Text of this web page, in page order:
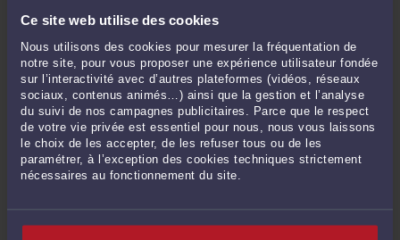
Ce site web utilise des cookies
Nous utilisons des cookies pour mesurer la fréquentation de
notre site, pour vous proposer une expérience utilisateur fondée
sur l’interactivité avec d’autres plateformes (vidéos, réseaux
sociaux, contenus animés…) ainsi que la gestion et l’analyse
du suivi de nos campagnes publicitaires. Parce que le respect
de votre vie privée est essentiel pour nous, nous vous laissons
le choix de les accepter, de les refuser tous ou de les
paramétrer, à l’exception des cookies techniques strictement
nécessaires au fonctionnement du site.
---
Ingrid Kis
Contentieux URSSAF · Rémunérations et avantages sociaux
50 avenue Marceau
www.ikavocat.com